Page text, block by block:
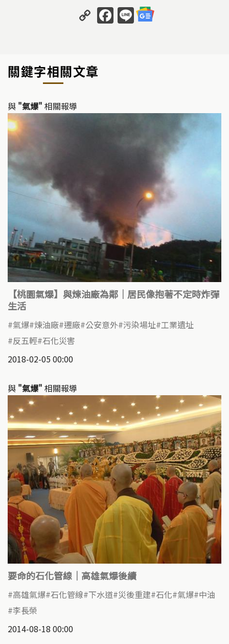
C
o
y
Li
k
F
a
o
k
Li
n
關鍵字相關文章
與 "氣爆" 相關報導
【桃園氣爆】與煉油廠為鄰｜居民像抱著不定時炸彈
生活
氣爆 煉油廠 遷廠 公安意外 污染場址 工業遺址
反五輕 石化災害
2018-02-05 00:00
與 "氣爆" 相關報導
要命的石化管線｜高雄氣爆後續
高雄氣爆 石化管線 下水道 災後重建 石化 氣爆 中油
李長榮
2014-08-18 00:00